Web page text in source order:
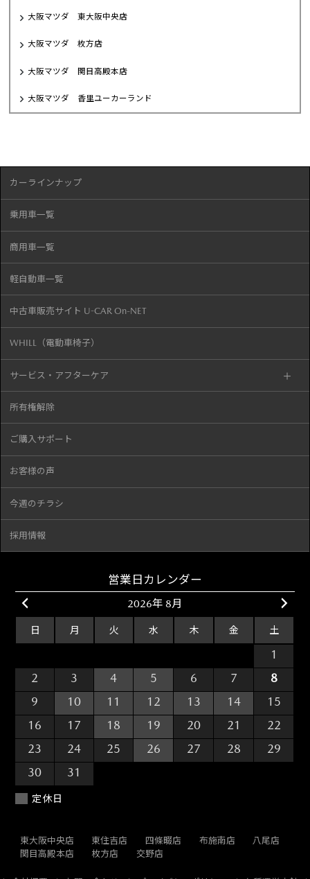
大阪マツダ 東大阪中央店
大阪マツダ 枚方店
大阪マツダ 関目高殿本店
大阪マツダ 香里ユーカーランド
カーラインナップ
乗用車一覧
商用車一覧
軽自動車一覧
中古車販売サイト U-CAR On-NET
WHILL（電動車椅子）
サービス・アフターケア
所有権解除
ご購入サポート
お客様の声
今週のチラシ
採用情報
営業日カレンダー
2026年 8月
日 月 火 水 木 金 土
1
2
3 4 5 6 7
8
9
10 11 12 13 14
15
16
17 18 19 20 21
22
23
24 25 26 27 28
29
30
31
定休日
東大阪中央店 東住吉店 四條畷店 布施南店
八尾店
関目高殿本店
枚方店 交野店